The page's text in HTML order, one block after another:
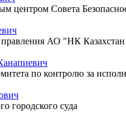
центром Совета
правления АО "НК
по контролю за
городского суда